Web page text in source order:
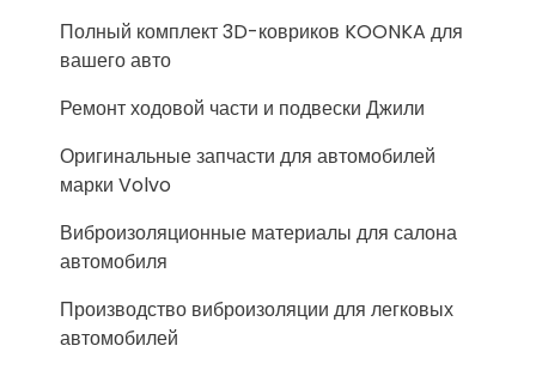
Полный комплект 3D-ковриков KOONKA для
вашего авто
Ремонт ходовой части и подвески Джили
Оригинальные запчасти для автомобилей
марки Volvo
Виброизоляционные материалы для салона
автомобиля
Производство виброизоляции для легковых
автомобилей